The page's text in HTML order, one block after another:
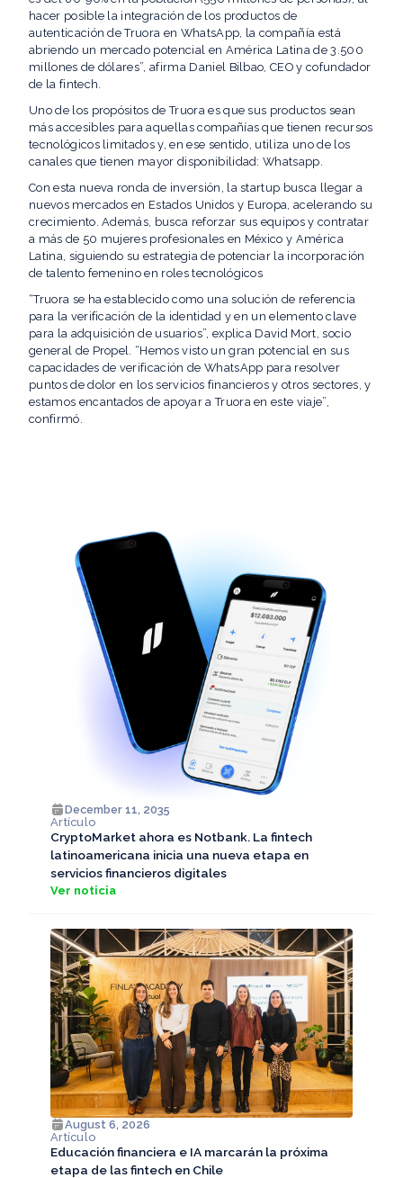
hacer posible la integración de los productos de
autenticación de Truora en WhatsApp, la compañía está
abriendo un mercado potencial en América Latina de 3.500
millones de dólares”, afirma Daniel Bilbao, CEO y cofundador
de la fintech.
Uno de los propósitos de Truora es que sus productos sean
más accesibles para aquellas compañías que tienen recursos
tecnológicos limitados y, en ese sentido, utiliza uno de los
canales que tienen mayor disponibilidad: Whatsapp.
Con esta nueva ronda de inversión, la startup busca llegar a
nuevos mercados en Estados Unidos y Europa, acelerando su
crecimiento. Además, busca reforzar sus equipos y contratar
a más de 50 mujeres profesionales en México y América
Latina, siguiendo su estrategia de potenciar la incorporación
de talento femenino en roles tecnológicos
“Truora se ha establecido como una solución de referencia
para la verificación de la identidad y en un elemento clave
para la adquisición de usuarios”, explica David Mort, socio
general de Propel. “Hemos visto un gran potencial en sus
capacidades de verificación de WhatsApp para resolver
puntos de dolor en los servicios financieros y otros sectores, y
estamos encantados de apoyar a Truora en este viaje”,
confirmó.
December 11, 2035
Artículo
CryptoMarket ahora es Notbank. La fintech
latinoamericana inicia una nueva etapa en
servicios financieros digitales
Ver noticia
August 6, 2026
Artículo
Educación financiera e IA marcarán la próxima
etapa de las fintech en Chile